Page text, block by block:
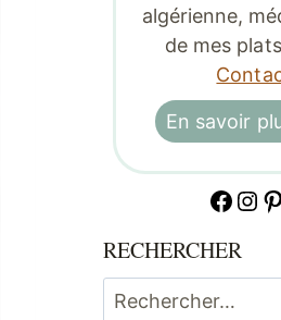
algérienne,
de mes
En savoir
RECHERCHER
Rechercher :